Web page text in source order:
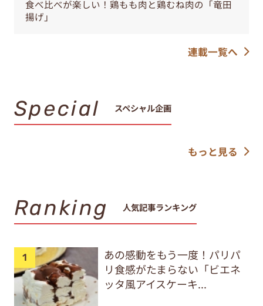
食べ比べが楽しい！鶏もも肉と鶏むね肉の「竜田
揚げ」
連載一覧へ
Special スペシャル企画
もっと見る
Ranking 人気記事ランキング
あの感動をもう一度！パリパ
リ食感がたまらない「ビエネ
ッタ風アイスケーキ...